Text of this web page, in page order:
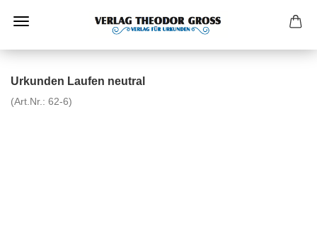
Urkunden Laufen neutral
(Art.Nr.: 62-6)